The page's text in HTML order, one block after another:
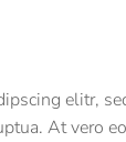
elitr,
At vero